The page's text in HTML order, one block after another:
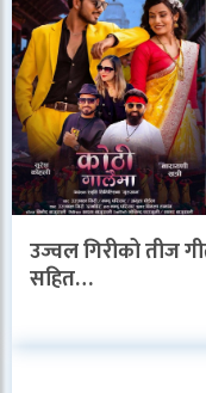
उज्वल गिरीको तीज
सहित…